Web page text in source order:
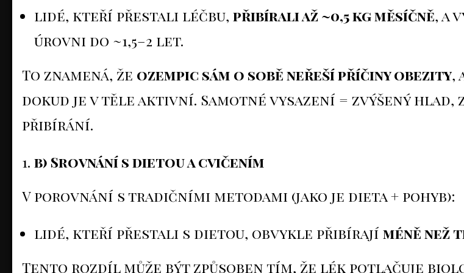
lidé, kteří přestali léčbu, přibírali až ~0,5 kg měsíčně, a
úrovni do ~1,5–2 let.
To znamená, že ozempic sám o sobě neřeší příčiny obezity,
dokud je v těle aktivní. Samotné vysazení = zvýšený
přibírání.
b) Srovnání s dietou a cvičením
V porovnání s tradičními metodami (jako je dieta + pohyb):
lidé, kteří přestali s dietou, obvykle přibírají méně než
Tento rozdíl může být způsoben tím, že lék potlačuje